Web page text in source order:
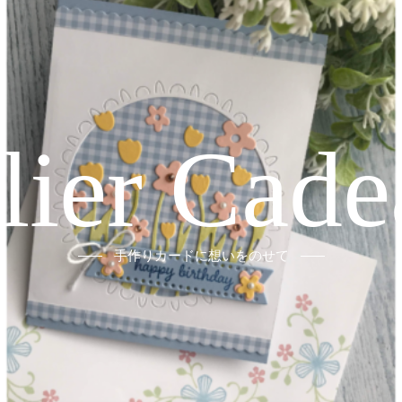
手作りカードに想いをのせて